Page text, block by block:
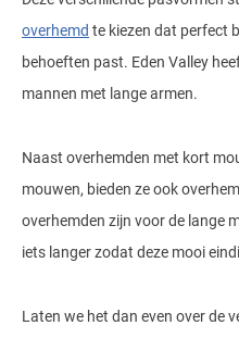
overhemd te kiezen dat perfect
behoeften past. Eden Valley
mannen met lange armen.
Naast overhemden met kort
mouwen, bieden ze ook
overhemden zijn voor de lange
iets langer zodat deze mooi
Laten we het dan even over de